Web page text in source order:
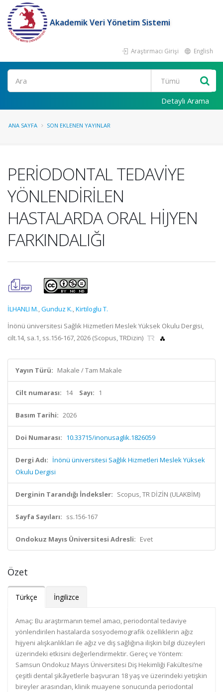
Akademik Veri Yönetim Sistemi
Araştırmacı Girişi English
Ara
Detaylı Arama
ANA SAYFA SON EKLENEN YAYINLAR
PERİODONTAL TEDAVİYE
YÖNLENDİRİLEN
HASTALARDA ORAL HİJYEN
FARKINDALIĞI
İLHANLI M.,Gunduz K.,Kirtiloglu T.
İnönü üniversitesi Sağlık Hizmetleri Meslek Yüksek Okulu Dergisi,
cilt.14, sa.1, ss.156-167, 2026 (Scopus, TRDizin)
Yayın Türü: Makale / Tam Makale
Cilt numarası: 14 Sayı: 1
Basım Tarihi: 2026
Doi Numarası: 10.33715/inonusaglik.1826059
Dergi Adı: İnönü üniversitesi Sağlık Hizmetleri Meslek Yüksek
Okulu Dergisi
Derginin Tarandığı İndeksler: Scopus, TR DİZİN (ULAKBİM)
Sayfa Sayıları: ss.156-167
Ondokuz Mayıs Üniversitesi Adresli: Evet
Özet
Türkçe İngilizce
Amaç: Bu araştırmanın temel amacı, periodontal tedaviye
yönlendirilen hastalarda sosyodemografik özelliklerin ağız
hijyeni alışkanlıkları ile ağız ve diş sağlığına ilişkin bilgi düzeyleri
üzerindeki etkisini değerlendirmektir. Gereç ve Yöntem:
Samsun Ondokuz Mayıs Üniversitesi Diş Hekimliği Fakültesi’ne
çeşitli dental şikâyetlerle başvuran 18 yaş ve üzerindeki yetişkin
bireyler arasından, klinik muayene sonucunda periodontal